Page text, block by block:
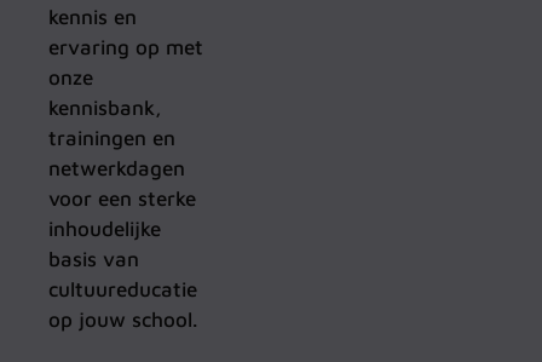
kennis en
ervaring op met
onze
kennisbank,
trainingen en
netwerkdagen
voor een sterke
inhoudelijke
basis van
cultuureducatie
op jouw school.